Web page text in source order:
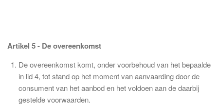
Artikel 5 - De overeenkomst
De overeenkomst komt, onder voorbehoud van het bepaalde
in lid 4, tot stand op het moment van aanvaarding door de
consument van het aanbod en het voldoen aan de daarbij
gestelde voorwaarden.